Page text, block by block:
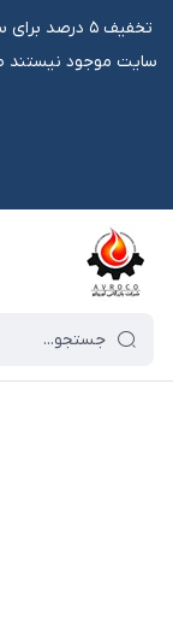
فروشگاه آنلاین آوروکو